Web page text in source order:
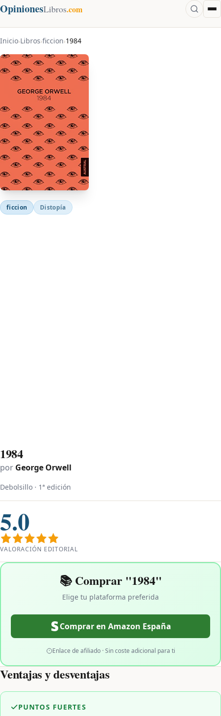
OpinionesLibros.com
Inicio›Libros›ficcion›1984
ficcion Distopía
1984
por George Orwell
Debolsillo · 1ª edición
5.0
VALORACIÓN EDITORIAL
📚 Comprar "1984"
Elige tu plataforma preferida
Comprar en Amazon España
Enlace de afiliado · Sin coste adicional para ti
Ventajas y desventajas
PUNTOS FUERTES